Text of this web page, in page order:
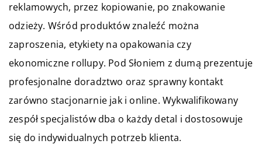
reklamowych, przez kopiowanie, po znakowanie
odzieży. Wśród produktów znaleźć można
zaproszenia, etykiety na opakowania czy
ekonomiczne rollupy. Pod Słoniem z dumą prezentuje
profesjonalne doradztwo oraz sprawny kontakt
zarówno stacjonarnie jak i online. Wykwalifikowany
zespół specjalistów dba o każdy detal i dostosowuje
się do indywidualnych potrzeb klienta.